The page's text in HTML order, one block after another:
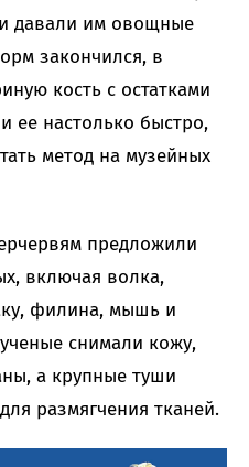
давали им овощные
закончился, в
кость с остатками
ее настолько быстро,
метод на музейных
предложили
включая волка,
филина, мышь и
снимали кожу,
а крупные туши
размягчения тканей.